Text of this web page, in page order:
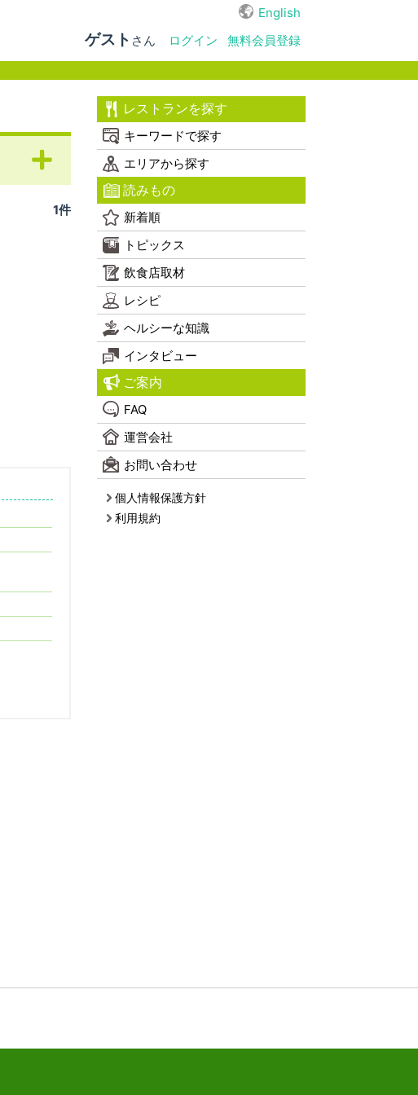
English
ゲスト さん ログイン
無料会員登録
1件
レストランを探す
キーワードで探す
エリアから探す
読みもの
新着順
トピックス
飲食店取材
レシピ
ヘルシーな知識
インタビュー
ご案内
FAQ
運営会社
お問い合わせ
個人情報保護方針
利用規約